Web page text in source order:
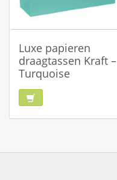
Luxe papieren
draagtassen Kraft –
Turquoise